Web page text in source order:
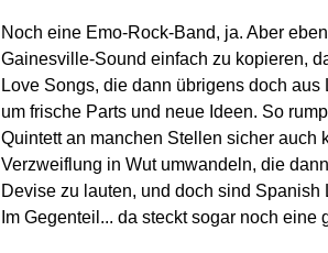
Noch eine Emo-Rock-Band, ja. Aber
Gainesville-Sound einfach zu kopieren,
Love Songs, die dann übrigens doch
um frische Parts und neue Ideen. So
Quintett an manchen Stellen sicher
Verzweiflung in Wut umwandeln, die
Devise zu lauten, und doch sind
Im Gegenteil... da steckt sogar noch eine